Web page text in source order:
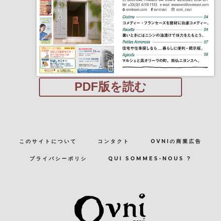
PDF版を読む
このサイトについて コンタクト OVNIの商業広告
プライバシーポリシ QUI SOMMES-NOUS ?